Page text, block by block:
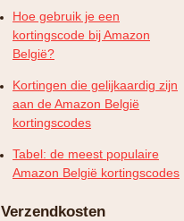
Hoe gebruik je een
kortingscode bij Amazon
België?
Kortingen die gelijkaardig zijn
aan de Amazon België
kortingscodes
Tabel: de meest populaire
Amazon België kortingscodes
Verzendkosten